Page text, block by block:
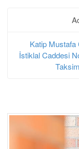
Katip Mustafa
İstiklal Caddesi